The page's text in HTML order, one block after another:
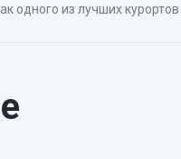
одного из лучших